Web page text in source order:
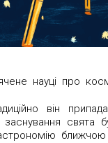
науці про
він
заснування